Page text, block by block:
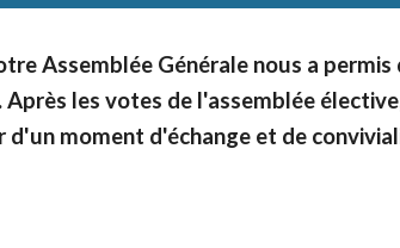
Assemblée Générale nous a permis
les votes de l'assemblée
moment d'échange et de